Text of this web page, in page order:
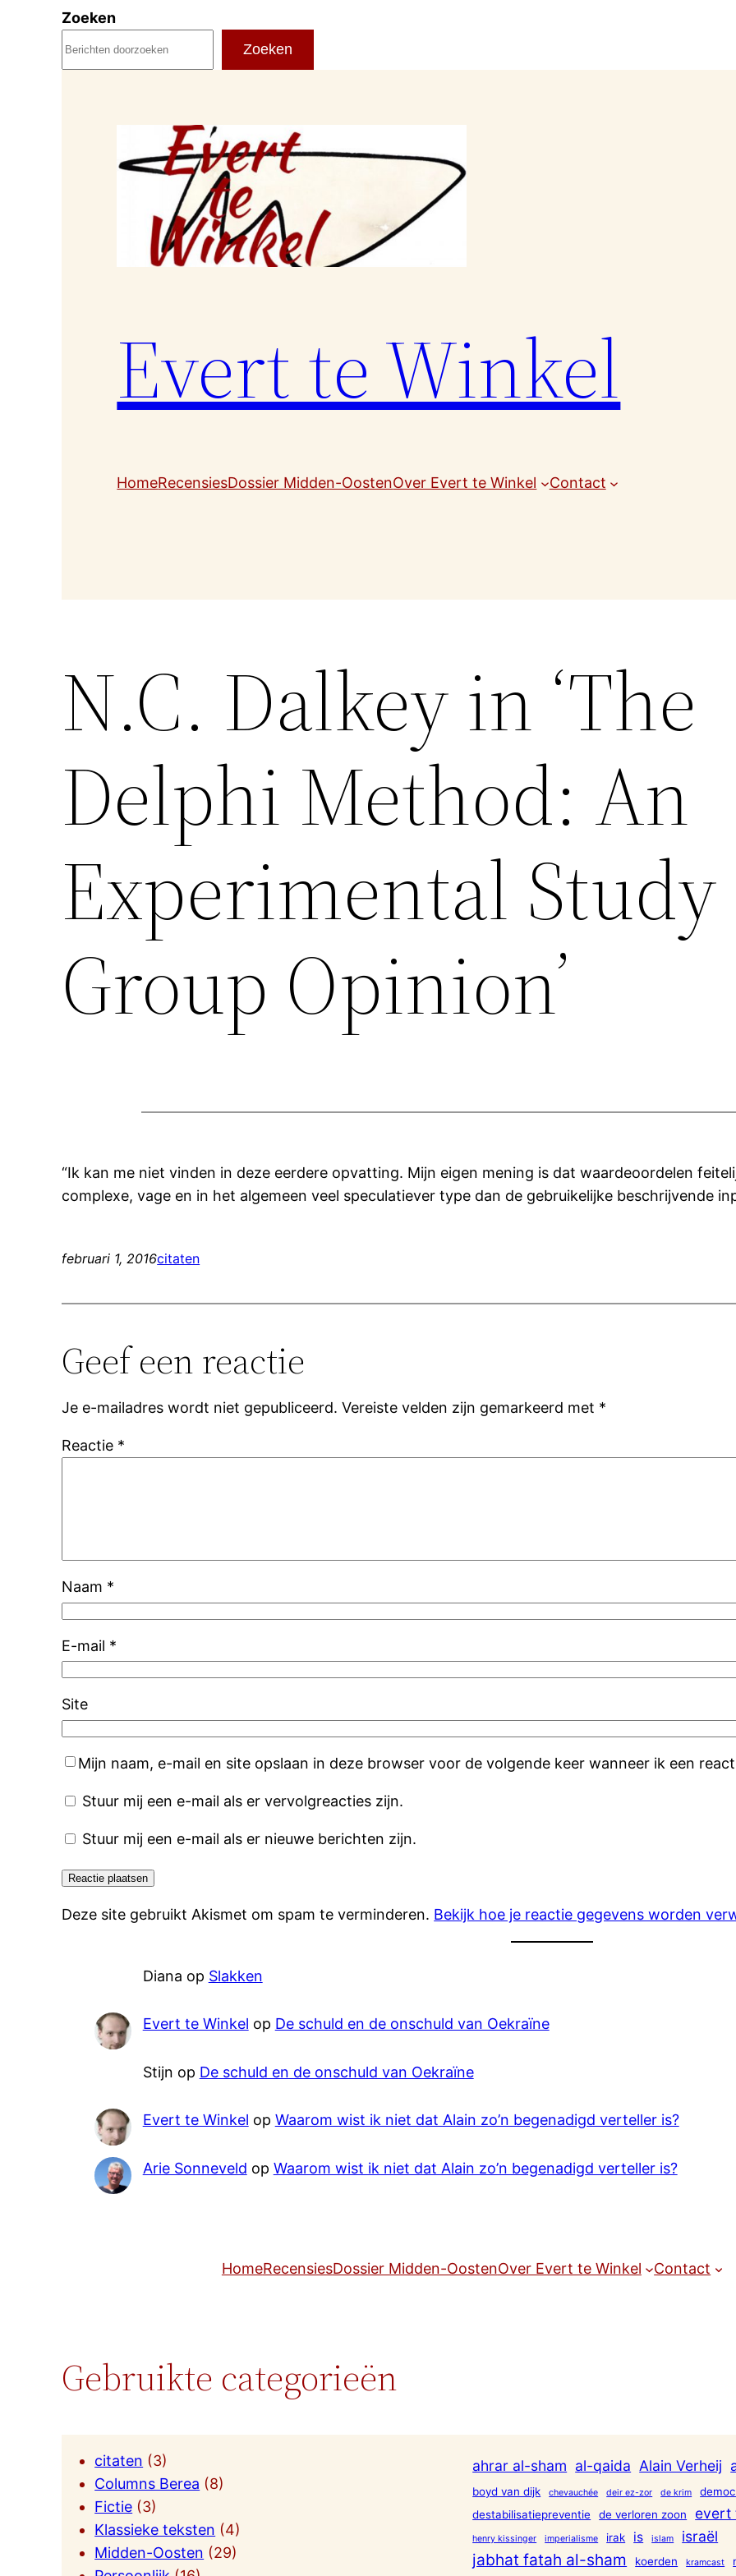
Zoeken
Zoeken
Evert te Winkel
HomeRecensiesDossier Midden-OostenOver Evert te Winkel Contact
N.C. Dalkey in ‘The
Delphi Method: An
Experimental
Group Opinion’
“Ik kan me niet vinden in deze eerdere opvatting. Mijn eigen mening is dat waardeoordelen
complexe, vage en in het algemeen veel speculatiever type dan de gebruikelijke beschrijvende
februari 1, 2016citaten
Geef een reactie
Je e-mailadres wordt niet gepubliceerd. Vereiste velden zijn gemarkeerd met *
Reactie *
Naam *
E-mail *
Site
Mijn naam, e-mail en site opslaan in deze browser voor de volgende keer wanneer ik een
Stuur mij een e-mail als er vervolgreacties zijn.
Stuur mij een e-mail als er nieuwe berichten zijn.
Deze site gebruikt Akismet om spam te verminderen. Bekijk hoe je reactie gegevens worden
Diana op Slakken
Evert te Winkel op De schuld en de onschuld van Oekraïne
Stijn op De schuld en de onschuld van Oekraïne
Evert te Winkel op Waarom wist ik niet dat Alain zo’n begenadigd verteller is?
Arie Sonneveld op Waarom wist ik niet dat Alain zo’n begenadigd verteller is?
HomeRecensiesDossier Midden-OostenOver Evert te Winkel Contact
Gebruikte categorieën
citaten (3)
Columns Berea (8)
Fictie (3)
Klassieke teksten (4)
Midden-Oosten (29)
ahrar al-sham al-qaida Alain Verheij
boyd van dijk chevauchée deir ez-zor de krim
destabilisatiepreventie
de verloren zoon evert
henry kissinger imperialisme irak is islam israël
jabhat fatah al-sham koerden kramcast